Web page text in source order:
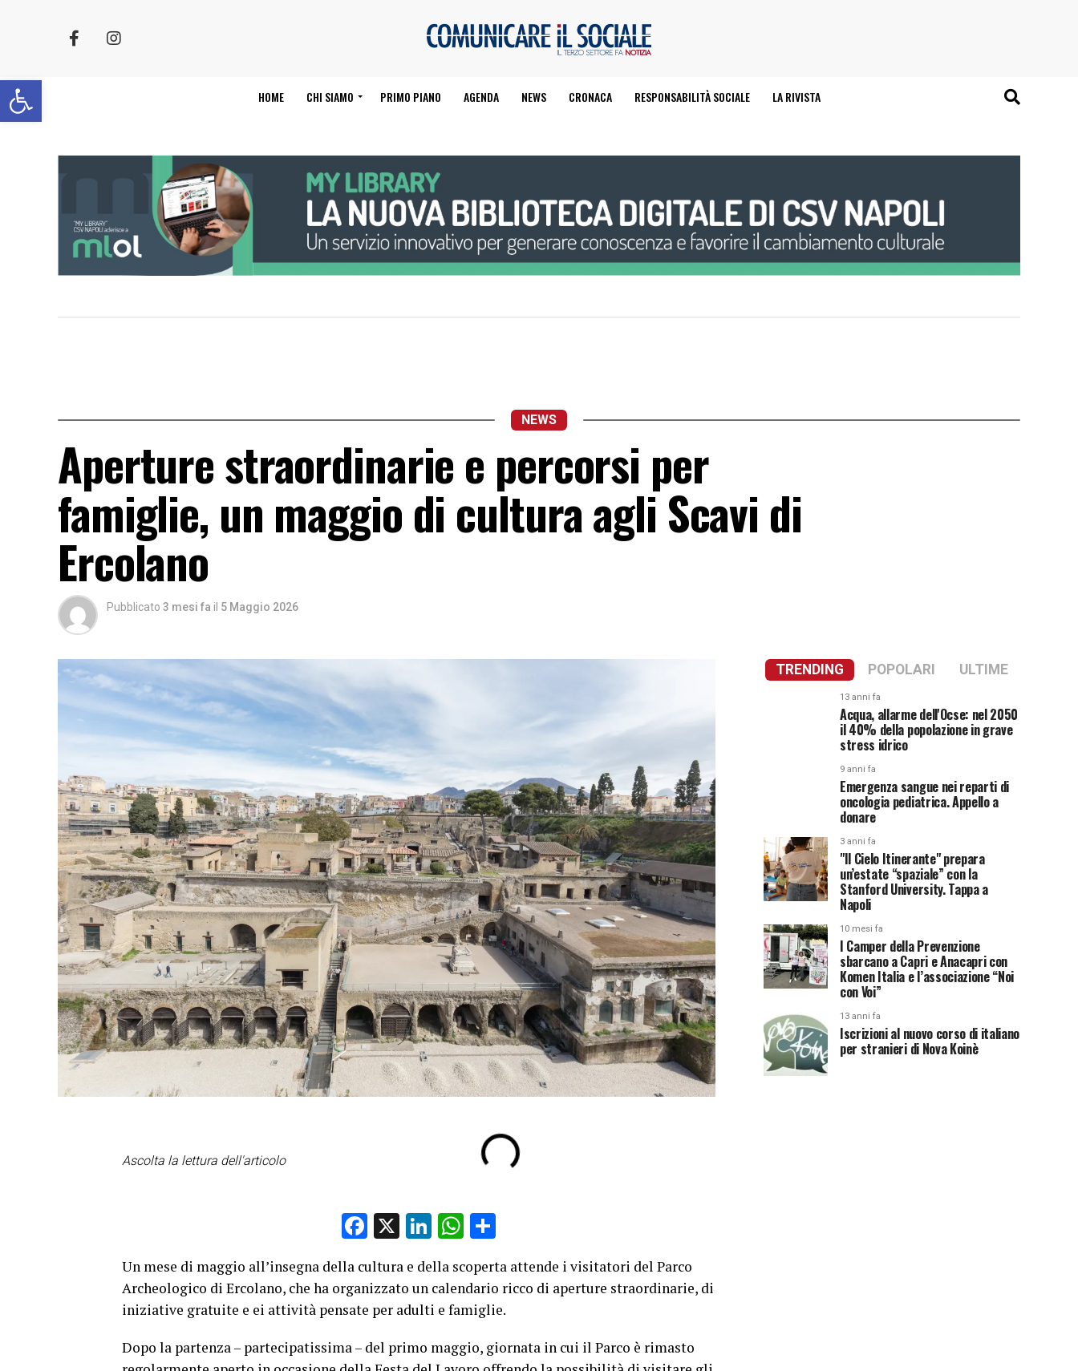
Apri la barra degli strumenti HOME CHI SIAMO PRIMO PIANO AGENDA NEWS CRONACA RESPONSABILITÀ SOCIALE LA RIVISTA
NEWS
Aperture straordinarie e percorsi per
famiglie, un maggio di cultura agli Scavi di
Ercolano
Pubblicato 3 mesi fa il 5 Maggio 2026
Ascolta la lettura dell'articolo
Facebook
X LinkedIn
WhatsApp
Un mese di maggio all’insegna della cultura e della scoperta attende i visitatori del Parco
Archeologico di Ercolano, che ha organizzato un calendario ricco di aperture straordinarie, di
iniziative gratuite e ei attività pensate per adulti e famiglie.
Dopo la partenza – partecipatissima – del primo maggio, giornata in cui il Parco è rimasto
TRENDING POPOLARI ULTIME
13 anni fa
Acqua, allarme dell'Ocse: nel 2050
il 40% della popolazione in grave
stress idrico
9 anni fa
Emergenza sangue nei reparti di
oncologia pediatrica. Appello a
donare
3 anni fa
"Il Cielo Itinerante" prepara
un’estate “spaziale” con la
Stanford University. Tappa a
Napoli
10 mesi fa
I Camper della Prevenzione
sbarcano a Capri e Anacapri con
Komen Italia e l’associazione “Noi
con Voi”
13 anni fa
Iscrizioni al nuovo corso di italiano
per stranieri di Nova Koinè